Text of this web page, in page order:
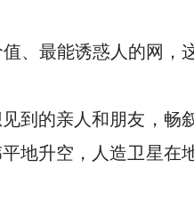
、最能诱惑人的网，
到的亲人和朋友，畅
地升空，人造卫星在